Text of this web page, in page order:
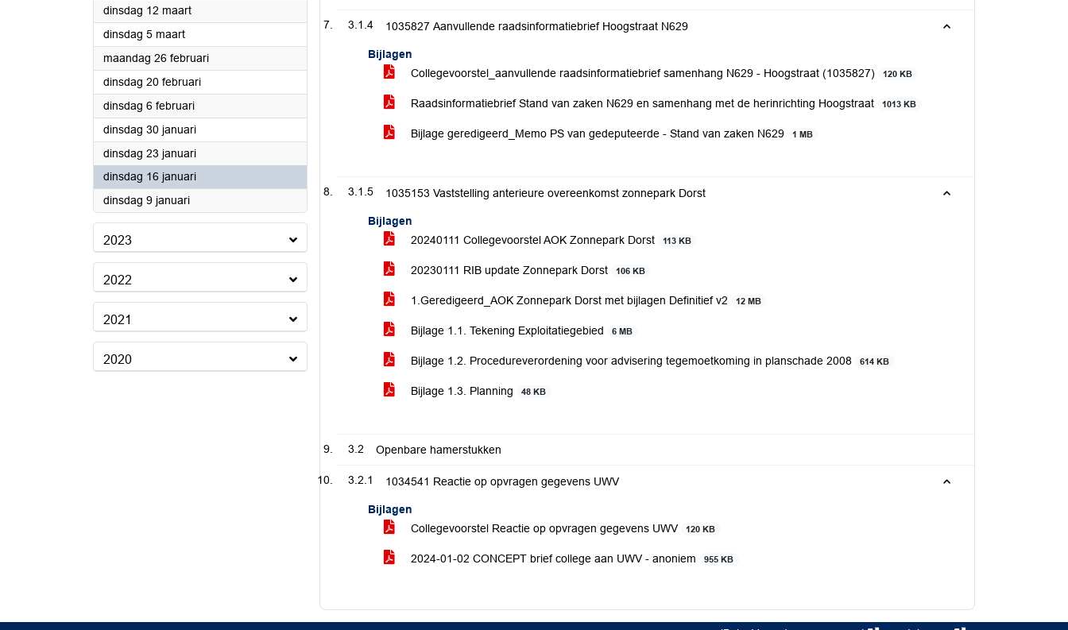
dinsdag 12 maart2024
dinsdag 5 maart2024
maandag 26 februari2024
dinsdag 20 februari2024
dinsdag 6 februari2024
dinsdag 30 januari2024
dinsdag 23 januari2024
dinsdag 16 januari2024
dinsdag 9 januari2024
2023
2022
2021
2020
3.1.4 1035827 Aanvullende raadsinformatiebrief Hoogstraat N629
Bijlagen
Collegevoorstel_aanvullende raadsinformatiebrief samenhang N629 - Hoogstraat (1035827)
120 KB
Raadsinformatiebrief Stand van zaken N629 en samenhang met de herinrichting Hoogstraat 1013 KB
Bijlage geredigeerd_Memo PS van gedeputeerde - Stand van zaken N629 1 MB
3.1.5 1035153 Vaststelling anterieure overeenkomst zonnepark Dorst
Bijlagen
20240111 Collegevoorstel AOK Zonnepark Dorst
113 KB
20230111 RIB update Zonnepark Dorst 106 KB
1.Geredigeerd_AOK Zonnepark Dorst met bijlagen Definitief v2 12 MB
Bijlage 1.1. Tekening Exploitatiegebied 6 MB
Bijlage 1.2. Procedureverordening voor advisering tegemoetkoming in planschade 2008 614 KB
Bijlage 1.3. Planning 48 KB
3.2 Openbare hamerstukken
3.2.1 1034541 Reactie op opvragen gegevens UWV
Bijlagen
Collegevoorstel Reactie op opvragen gegevens UWV
120 KB
2024-01-02 CONCEPT brief college aan UWV - anoniem 955 KB